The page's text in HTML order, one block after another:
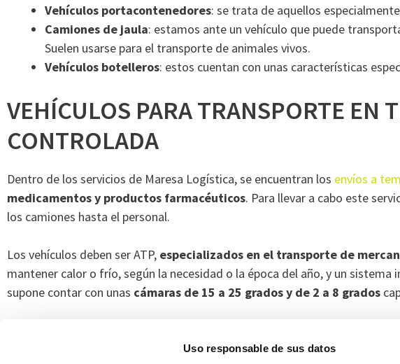
Uso responsable de sus datos
Vehículos portacontenedores: se trata de aquellos
Camiones de jaula: estamos ante un vehículo que puede
Suelen usarse para el transporte de animales vivos.
Vehículos botelleros: estos cuentan con unas características
VEHÍCULOS PARA TRANSPORTE EN
CONTROLADA
Dentro de los servicios de Maresa Logística, se encuentran los envíos a
medicamentos y productos farmacéuticos. Para llevar a cabo este
los camiones hasta el personal.
Los vehículos deben ser ATP, especializados en el transporte de
mantener calor o frío, según la necesidad o la época del año, y un
supone contar con unas cámaras de 15 a 25 grados y de 2 a 8 grados
inspecciones. Del correcto funcionamiento de estos transportes depende